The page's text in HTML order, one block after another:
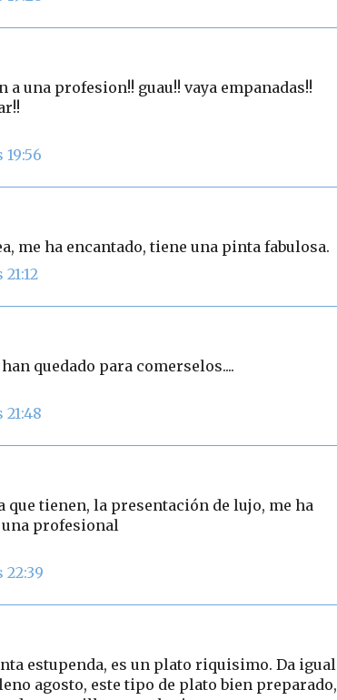
una profesion!! guau!! vaya empanadas!!
me ha encantado, tiene una pinta fabulosa.
quedado para comerselos....
que tienen, la presentación de lujo, me ha
una profesional
22:39
estupenda, es un plato riquisimo. Da igual
agosto, este tipo de plato bien preparado,